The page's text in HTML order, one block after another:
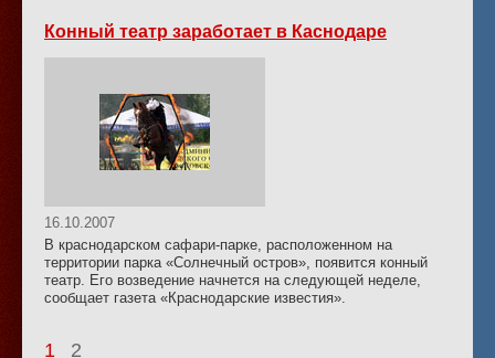
Конный театр заработает в Каснодаре
16.10.2007
В краснодарском сафари-парке, расположенном на
территории парка «Солнечный остров», появится конный
театр. Его возведение начнется на следующей неделе,
сообщает газета «Краснодарские известия».
1 2